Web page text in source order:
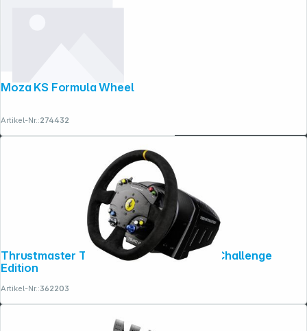
Moza KS Formula Wheel
Artikel-Nr.:274432
Thrustmaster TS-PC Racer 488 Ferrari Challenge
Edition
Artikel-Nr.:362203